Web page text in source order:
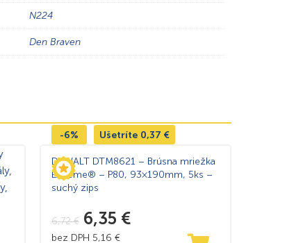
N224
Den Braven
-6% Ušetríte 0,37 €
DeWALT DTM8621 – Brúsna mriežka
Extreme® – P80, 93×190mm, 5ks –
suchý zips
6,72€ 6,35 €
bez DPH 5,16 €